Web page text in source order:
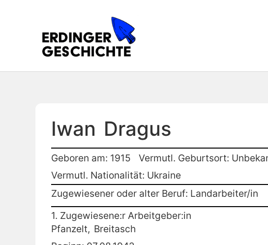
Iwan Dragus
Geboren am: 1915
Vermutl. Geburtsort:
Vermutl. Nationalität: Ukraine
Zugewiesener oder alter Beruf: Landarbeiter/in
1. Zugewiesene:r Arbeitgeber:in
Pfanzelt, Breitasch